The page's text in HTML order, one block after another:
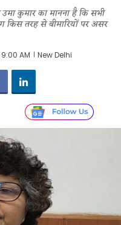
कुमार का मानना है कि सभी
किस तरह से बीमारियों पर असर
AM New Delhi